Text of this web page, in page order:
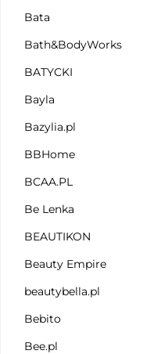
Bata
Bath&BodyWorks
BATYCKI
Bayla
Bazylia.pl
BBHome
BCAA.PL
Be Lenka
BEAUTIKON
Beauty Empire
beautybella.pl
Bebito
Bee.pl